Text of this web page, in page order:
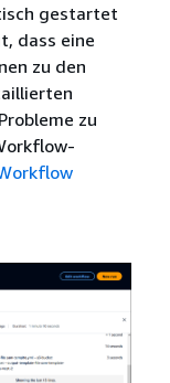
gestartet
dass eine
zu den
zu